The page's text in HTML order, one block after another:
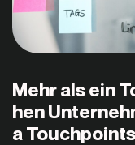
Mehr als ein
hen
a